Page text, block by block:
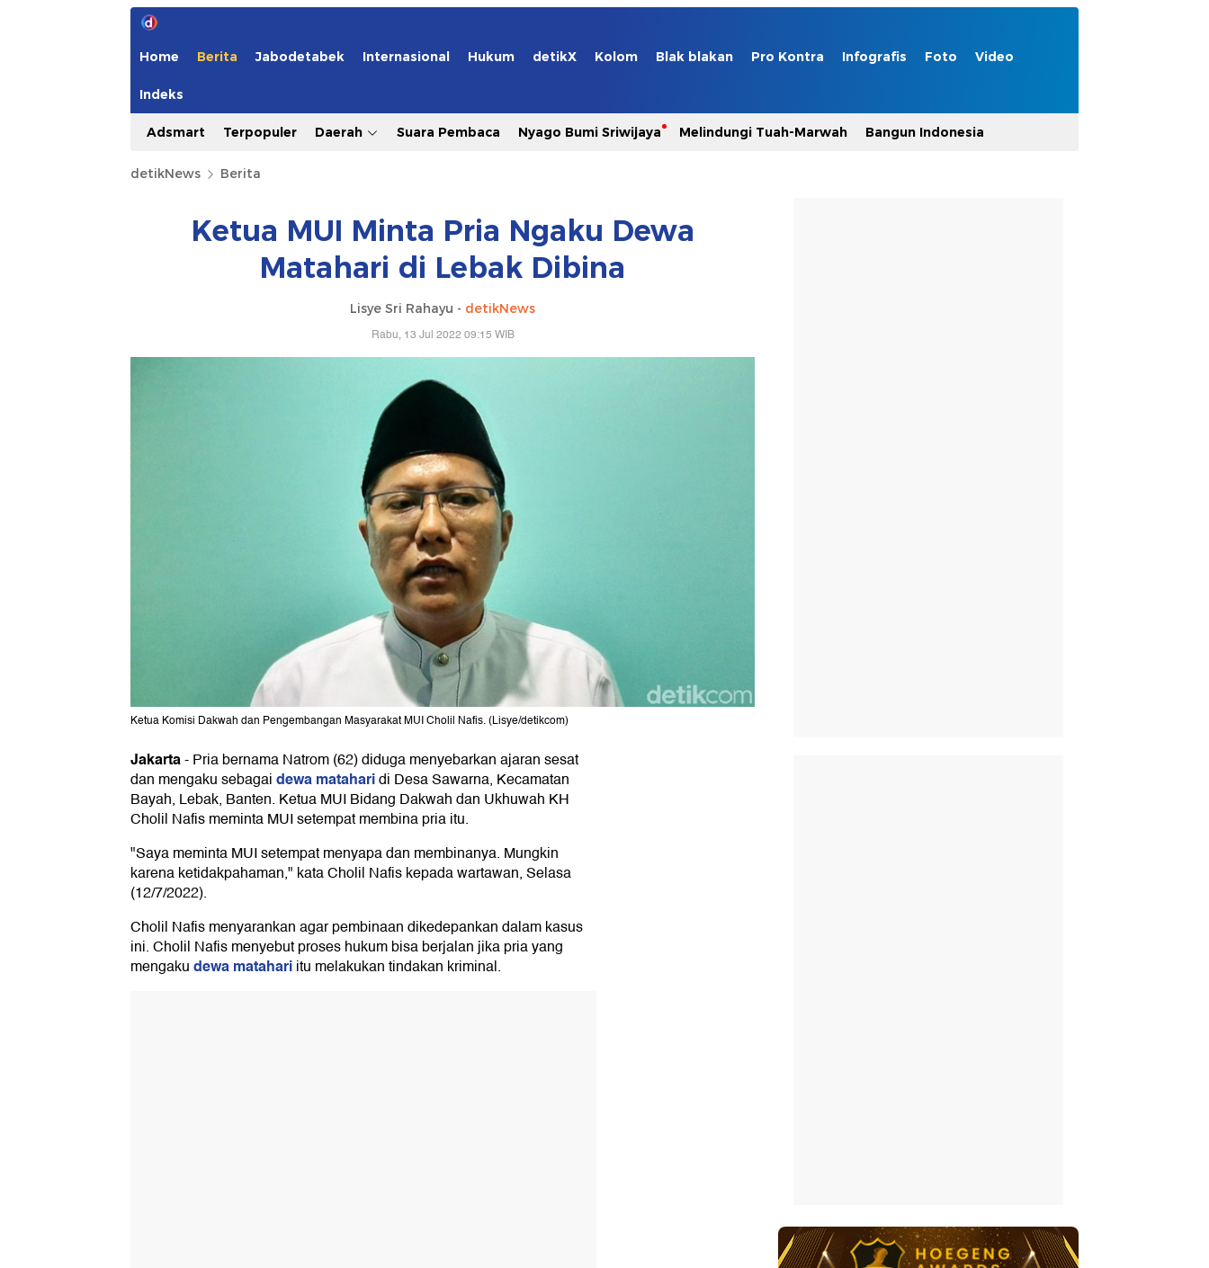
Home Berita Jabodetabek Internasional Hukum detikX Kolom Blak blakan Pro Kontra Infografis Foto Video
Indeks
Adsmart Terpopuler Daerah Suara Pembaca Nyago Bumi Sriwijaya Melindungi Tuah-Marwah Bangun Indonesia
detikNews Berita
Ketua MUI Minta Pria Ngaku Dewa
Matahari di Lebak Dibina
Lisye Sri Rahayu - detikNews
Rabu, 13 Jul 2022 09:15 WIB
Ketua Komisi Dakwah dan Pengembangan Masyarakat MUI Cholil Nafis. (Lisye/detikcom)
Jakarta-Pria bernama Natrom (62) diduga menyebarkan ajaran sesat
dan mengaku sebagaidewa mataharidi Desa Sawarna, Kecamatan
Bayah, Lebak, Banten. Ketua MUI Bidang Dakwah dan Ukhuwah KH
Cholil Nafis meminta MUI setempat membina pria itu.
"Saya meminta MUI setempat menyapa dan membinanya. Mungkin
karena ketidakpahaman," kata Cholil Nafis kepada wartawan, Selasa
(12/7/2022).
Cholil Nafis menyarankan agar pembinaan dikedepankan dalam kasus
ini. Cholil Nafis menyebut proses hukum bisa berjalan jika pria yang
mengakudewa matahariitu melakukan tindakan kriminal.